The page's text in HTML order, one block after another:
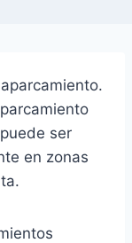
ser
en zonas